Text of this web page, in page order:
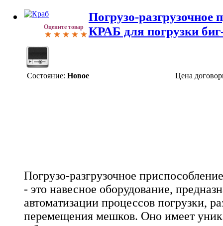
Оцените товар
Погрузо-разгрузочное
КРАБ для погрузки
Состояние: Новое Цена
Погрузо-разгрузочное
- это навесное оборудование,
автоматизации процессов погрузки,
перемещения мешков. Оно имеет